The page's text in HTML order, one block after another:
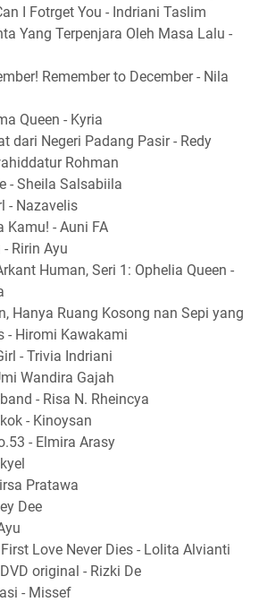
I Fotrget You - Indriani Taslim
Yang Terpenjara Oleh Masa Lalu -
Remember to December - Nila
Queen - Kyria
dari Negeri Padang Pasir - Redy
Rohman
- Sheila Salsabiila
- Nazavelis
Kamu! - Auni FA
Ririn Ayu
Human, Seri 1: Ophelia Queen -
Hanya Ruang Kosong nan Sepi yang
- Hiromi Kawakami
- Trivia Indriani
Wandira Gajah
- Risa N. Rheincya
- Kinoysan
- Elmira Arasy
Pratawa
Dee
Love Never Dies - Lolita Alvianti
original - Rizki De
- Missef